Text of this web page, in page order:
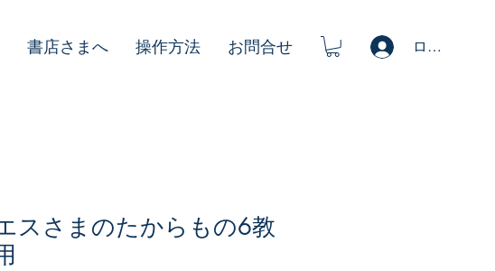
書店さまへ 操作方法 お問合せ ログイン
スさまのたからもの6教